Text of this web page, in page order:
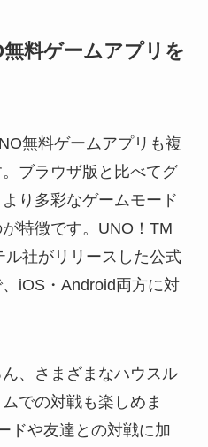
料ゲームアプリを
無料ゲームアプリも複
ブラウザ版と比べてグ
り多彩なゲームモード
特徴です。UNO！TM
社がリリースした公式
iOS・Android両方に対
、さまざまなハウスル
での対戦も楽しめま
ドや友達との対戦に加